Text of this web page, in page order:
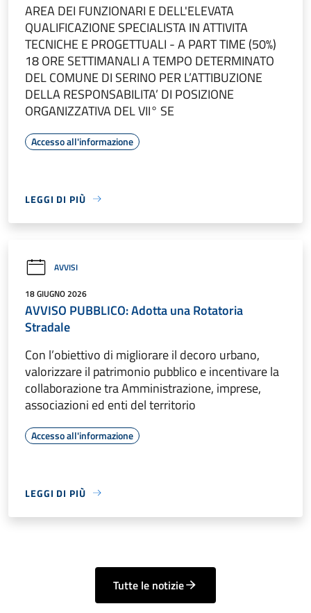
AREA DEI FUNZIONARI E DELL'ELEVATA
QUALIFICAZIONE SPECIALISTA IN ATTIVITA
TECNICHE E PROGETTUALI - A PART TIME (50%)
18 ORE SETTIMANALI A TEMPO DETERMINATO
DEL COMUNE DI SERINO PER L’ATTIBUZIONE
DELLA RESPONSABILITA’ DI POSIZIONE
ORGANIZZATIVA DEL VII° SE
Accesso all'informazione
LEGGI DI PIÙ
AVVISI
18 GIUGNO 2026
AVVISO PUBBLICO: Adotta una Rotatoria
Stradale
Con l’obiettivo di migliorare il decoro urbano,
valorizzare il patrimonio pubblico e incentivare la
collaborazione tra Amministrazione, imprese,
associazioni ed enti del territorio
Accesso all'informazione
LEGGI DI PIÙ
Tutte le notizie